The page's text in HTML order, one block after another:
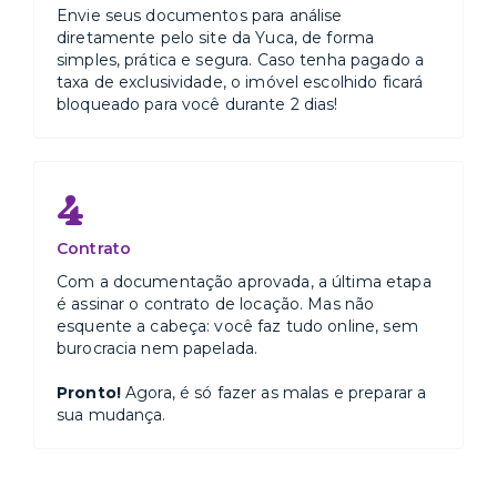
Envie seus documentos para análise
diretamente pelo site da Yuca, de forma
simples, prática e segura. Caso tenha pagado a
taxa de exclusividade, o imóvel escolhido ficará
bloqueado para você durante 2 dias!
4
Contrato
Com a documentação aprovada, a última etapa
é assinar o contrato de locação. Mas não
esquente a cabeça: você faz tudo online, sem
burocracia nem papelada.
Pronto!Agora, é só fazer as malas e preparar a
sua mudança.